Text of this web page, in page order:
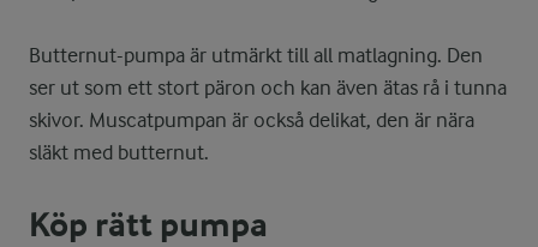
Butternut-pumpa är utmärkt till all matlagning. Den
ser ut som ett stort päron och kan även ätas rå i tunna
skivor. Muscatpumpan är också delikat, den är nära
släkt med butternut.
Köp rätt pumpa